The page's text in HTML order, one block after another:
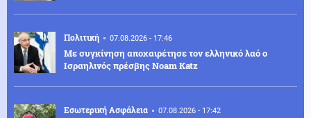
Πολιτική 07.08.2026 - 17:46
Με συγκίνηση αποχαιρέτησε τον ελληνικό λαό ο
Ισραηλινός πρέσβης Noam Katz
Εσωτερική Ασφάλεια 07.08.2026 - 17:42